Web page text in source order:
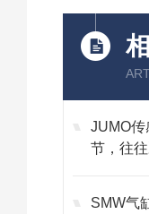
JUMO传
节，往
SMW气